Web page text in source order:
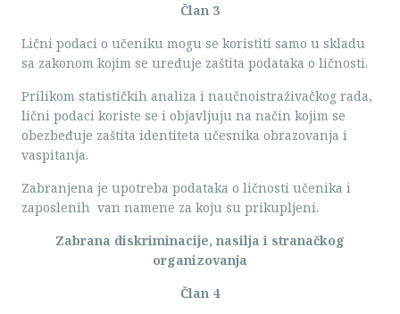
Član 3
Lični podaci o učeniku mogu se koristiti samo u skladu
sa zakonom kojim se uređuje zaštita podataka o ličnosti.
Prilikom statističkih analiza i naučnoistraživačkog rada,
lični podaci koriste se i objavljuju na način kojim se
obezbeđuje zaštita identiteta učesnika obrazovanja i
vaspitanja.
Zabranjena je upotreba podataka o ličnosti učenika i
zaposlenih van namene za koju su prikupljeni.
Zabrana diskriminacije, nasilja i stranačkog
organizovanja
Član 4